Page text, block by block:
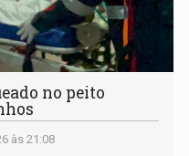
no peito
às 21:08